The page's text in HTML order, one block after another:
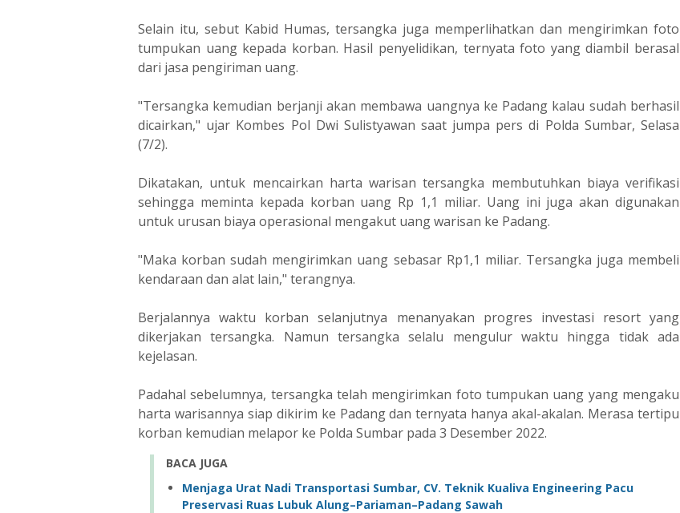
Selain itu, sebut Kabid Humas, tersangka juga memperlihatkan dan mengirimkan foto
tumpukan uang kepada korban. Hasil penyelidikan, ternyata foto yang diambil berasal
dari jasa pengiriman uang.
"Tersangka kemudian berjanji akan membawa uangnya ke Padang kalau sudah berhasil
dicairkan," ujar Kombes Pol Dwi Sulistyawan saat jumpa pers di Polda Sumbar, Selasa
(7/2).
Dikatakan, untuk mencairkan harta warisan tersangka membutuhkan biaya verifikasi
sehingga meminta kepada korban uang Rp 1,1 miliar. Uang ini juga akan digunakan
untuk urusan biaya operasional mengakut uang warisan ke Padang.
"Maka korban sudah mengirimkan uang sebasar Rp1,1 miliar. Tersangka juga membeli
kendaraan dan alat lain," terangnya.
Berjalannya waktu korban selanjutnya menanyakan progres investasi resort yang
dikerjakan tersangka. Namun tersangka selalu mengulur waktu hingga tidak ada
kejelasan.
Padahal sebelumnya, tersangka telah mengirimkan foto tumpukan uang yang mengaku
harta warisannya siap dikirim ke Padang dan ternyata hanya akal-akalan. Merasa tertipu
korban kemudian melapor ke Polda Sumbar pada 3 Desember 2022.
BACA JUGA
Menjaga Urat Nadi Transportasi Sumbar, CV. Teknik Kualiva Engineering Pacu
Preservasi Ruas Lubuk Alung–Pariaman–Padang Sawah